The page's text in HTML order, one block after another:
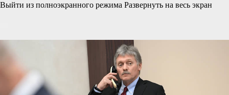
Выйти из полноэкранного режима Развернуть на весь экран